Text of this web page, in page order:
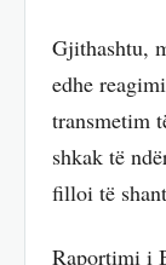
Gjithashtu,
edhe
transmetim
shkak të
filloi të
Raportimi i